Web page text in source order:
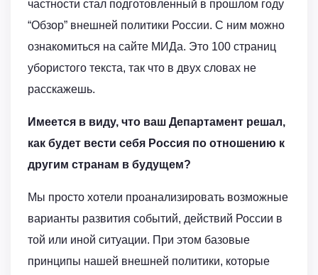
частности стал подготовленный в прошлом году
“Обзор” внешней политики России. С ним можно
ознакомиться на сайте МИДа. Это 100 страниц
убористого текста, так что в двух словах не
расскажешь.
Имеется в виду, что ваш Департамент решал,
как будет вести себя Россия по отношению к
другим странам в будущем?
Мы просто хотели проанализировать возможные
варианты развития событий, действий России в
той или иной ситуации. При этом базовые
принципы нашей внешней политики, которые